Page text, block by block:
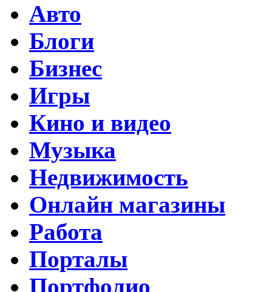
Авто
Блоги
Бизнес
Игры
Кино и видео
Музыка
Недвижимость
Онлайн магазины
Работа
Порталы
Портфолио